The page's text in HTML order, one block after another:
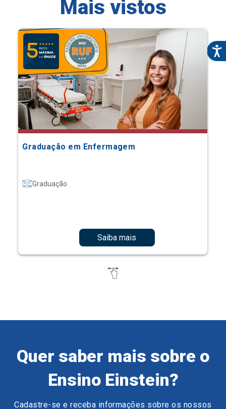
Mais vistos
Graduação em Enfermagem
Graduação
Saiba mais
Quer saber mais sobre o
Ensino Einstein?
Cadastre-se e receba informações sobre os nossos